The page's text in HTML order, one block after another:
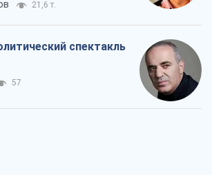
21,6 т.
спектакль
57